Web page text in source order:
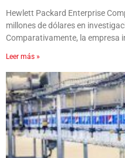
Hewlett Packard Enterprise
millones de dólares en
Comparativamente, la empresa
Leer más »